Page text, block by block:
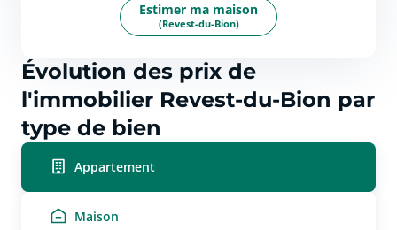
Estimer ma maison
(Revest-du-Bion)
Évolution des prix de
l'immobilier Revest-du-Bion par
type de bien
Appartement
Maison